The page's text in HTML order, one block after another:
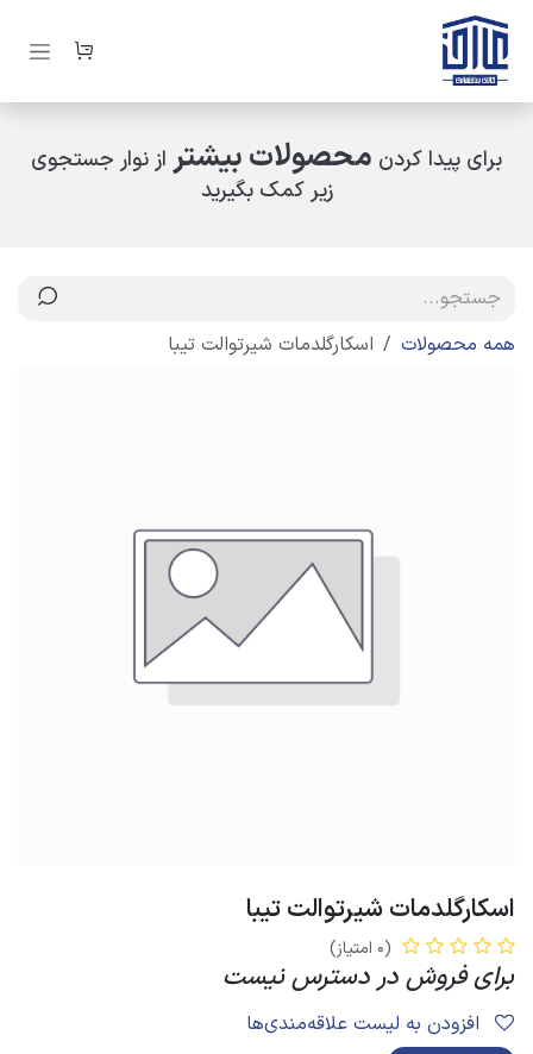
صرف نظر و مشاهده محتوا
برای پیدا کردن محصولات بیشتر از نوار جستجوی
زیر کمک بگیرید
همه محصولات اسکارگلدمات شیرتوالت تیبا
اسکارگلدمات شیرتوالت تیبا
(0 امتیاز)
برای فروش در دسترس نیست